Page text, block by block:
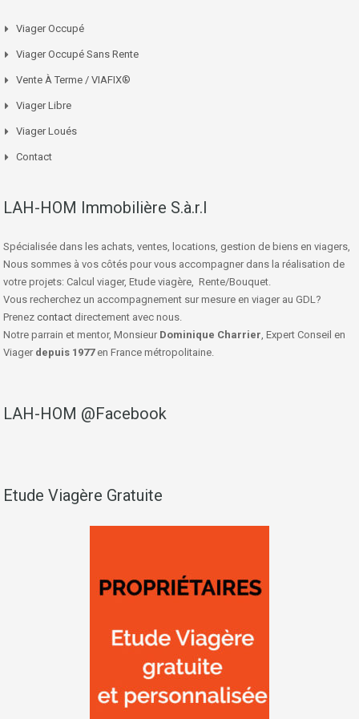
Viager Occupé
Viager Occupé Sans Rente
Vente À Terme / VIAFIX®
Viager Libre
Viager Loués
Contact
LAH-HOM Immobilière S.à.r.l
Spécialisée dans les achats, ventes, locations, gestion de biens en viagers,
Nous sommes à vos côtés pour vous accompagner dans la réalisation de
votre projets: Calcul viager, Etude viagère, Rente/Bouquet.
Vous recherchez un accompagnement sur mesure en viager au GDL?
Prenez contact directement avec nous.
Notre parrain et mentor, Monsieur Dominique Charrier , Expert Conseil en
Viager depuis 1977 en France métropolitaine.
LAH-HOM @Facebook
Etude Viagère Gratuite